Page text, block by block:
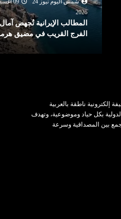
شمس اليوم نيوز 24
09
2026
إجراءات استثنائية جديدة
المستوردين في الجزائر
ناطقة بالعربية
بكل حياد وموضوعية، وتهدف
بين المصداقية وسرعة